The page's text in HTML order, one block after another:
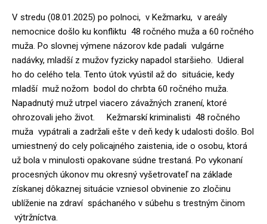
V stredu (08.01.2025) po polnoci, v Kežmarku, v areály
nemocnice došlo ku konfliktu 48 ročného muža a 60 ročného
muža. Po slovnej výmene názorov kde padali vulgárne
nadávky, mladší z mužov fyzicky napadol staršieho. Udieral
ho do celého tela. Tento útok vyústil až do situácie, kedy
mladší muž nožom bodol do chrbta 60 ročného muža.
Napadnutý muž utrpel viacero závažných zranení, ktoré
ohrozovali jeho život. Kežmarskí kriminalisti 48 ročného
muža vypátrali a zadržali ešte v deň kedy k udalosti došlo. Bol
umiestnený do cely policajného zaistenia, ide o osobu, ktorá
už bola v minulosti opakovane súdne trestaná. Po vykonaní
procesných úkonov mu okresný vyšetrovateľ na základe
získanej dôkaznej situácie vzniesol obvinenie zo zločinu
ublíženie na zdraví spáchaného v súbehu s trestným činom
výtržníctva.